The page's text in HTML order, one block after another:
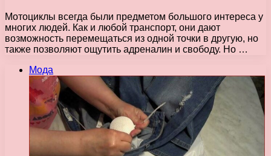
Мотоциклы всегда были предметом большого интереса у
многих людей. Как и любой транспорт, они дают
возможность перемещаться из одной точки в другую, но
также позволяют ощутить адреналин и свободу. Но …
Мода